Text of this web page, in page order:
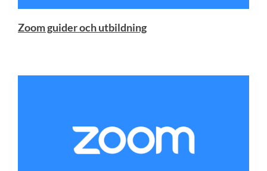
Zoom guider och utbildning